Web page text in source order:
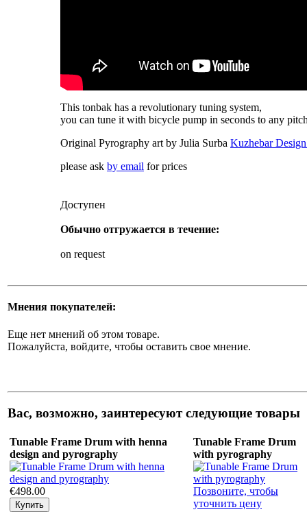
This tonbak has a revolutionary tuning system,
you can tune it with bicycle pump in seconds to any
Original Pyrography art by Julia Surba Kuzhebar
please ask by email for prices
Доступен
Обычно отгружается в течение:
on request
Мнения покупателей:
Еще нет мнений об этом товаре.
Пожалуйста, войдите, чтобы оставить свое мнение.
Вас, возможно, заинтересуют следующие товары
Tunable Frame Drum with henna
design and pyrography
€498.00
Tunable Frame Drum
with pyrography
Позвоните, чтобы
уточнить цену